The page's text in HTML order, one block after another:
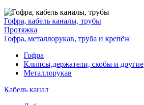
Гофра, кабель каналы, трубы
Протяжка
Гофра, металлорукав, труба и крепёж
Гофра
Клипсы,держатели, скобы и другие
Металлорукав
Кабель канал